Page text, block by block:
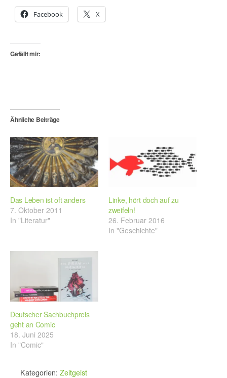
Facebook X
Gefällt mir:
Ähnliche Beiträge
Das Leben ist oft anders
7. Oktober 2011
In "Literatur"
Linke, hört doch auf zu
zweifeln!
26. Februar 2016
In "Geschichte"
Deutscher Sachbuchpreis
geht an Comic
18. Juni 2025
In "Comic"
Kategorien: Zeitgeist